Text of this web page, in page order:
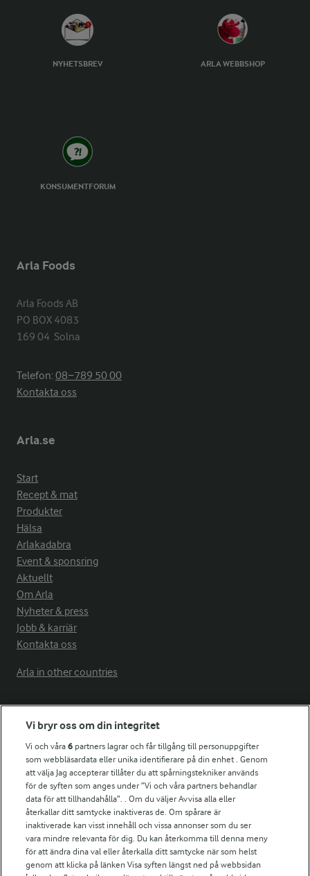
NYHETSBREV ARLA WEBBSHOP
KONSUMENTFORUM
Arla Foods
Arla Foods AB
PO BOX 4083
169 04  Solna
Telefon:08−789 50 00
Kontakta oss
Arla.se
Start
Recept & mat
Produkter
Hälsa
Arlakadabra
Event & sponsring
Aktuellt
Om Arla
Nyheter & press
Jobb & karriär
Kontakta oss
Arla in other countries
Fler Arlasajter
För ägare
Arlas kundportal
Arla.com
Falbygdens Ost
Arla webbshop
Bildbank
Vi bryr oss om din integritet
Vi och våra6 partners lagrar och får tillgång till personuppgifter
som webbläsardata eller unika identifierare på din enhet . Genom
att välja Jag accepterar tillåter du att spårningstekniker används
för de syften som anges under ”Vi och våra partners behandlar
data för att tillhandahålla”. . Om du väljer Avvisa alla eller
återkallar ditt samtycke inaktiveras de. Om spårare är
inaktiverade kan visst innehåll och vissa annonser som du ser
vara mindre relevanta för dig. Du kan återkomma till denna meny
för att ändra dina val eller återkalla ditt samtycke när som helst
genom att klicka på länken Visa syften längst ned på webbsidan